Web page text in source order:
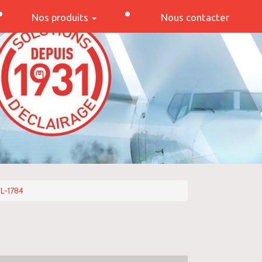
Nos produits Nous contacter
1784